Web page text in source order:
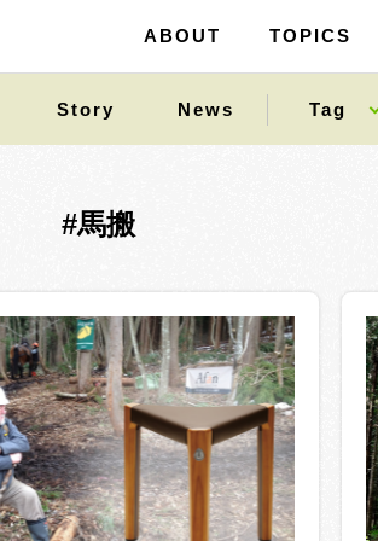
ABOUT TOPICS
ABOUT TOPICS
Story News Tag
#馬搬